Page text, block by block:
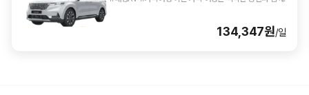
134,347원/일